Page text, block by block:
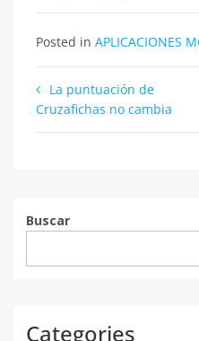
Posted in APLICACIONES
Navegación
de
La puntuación de
Cruzafichas no cambia
Buscar
Categories